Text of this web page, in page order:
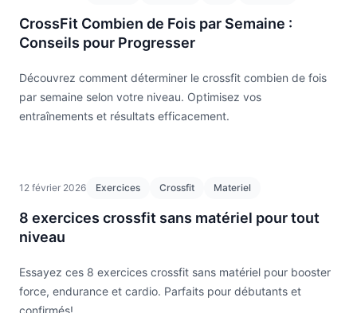
CrossFit Combien de Fois par Semaine :
Conseils pour Progresser
Découvrez comment déterminer le crossfit combien de fois
par semaine selon votre niveau. Optimisez vos
entraînements et résultats efficacement.
12 février 2026 Exercices Crossfit Materiel
8 exercices crossfit sans matériel pour tout
niveau
Essayez ces 8 exercices crossfit sans matériel pour booster
force, endurance et cardio. Parfaits pour débutants et
confirmés!